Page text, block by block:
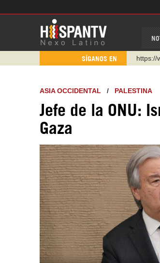
SÍGANOS EN
https://
http://
ASIA OCCIDENTAL / PALESTINA
Jefe de la ONU:
Gaza